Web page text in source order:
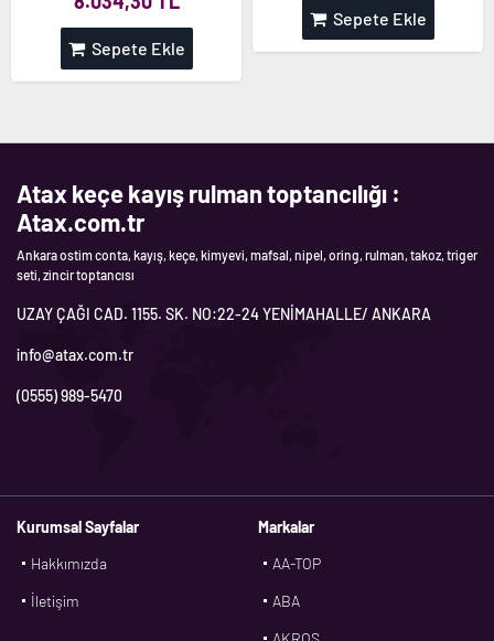
Sepete Ekle
Sepete Ekle
Atax keçe kayış rulman toptancılığı :
Atax.com.tr
Ankara ostim conta, kayış, keçe, kimyevi, mafsal, nipel, oring, rulman, takoz, triger
seti, zincir toptancısı
UZAY ÇAĞI CAD. 1155. SK. NO:22-24 YENİMAHALLE/ ANKARA
info@atax.com.tr
(0555) 989-5470
Kurumsal Sayfalar
Hakkımızda
İletişim
Markalar
AA-TOP
ABA